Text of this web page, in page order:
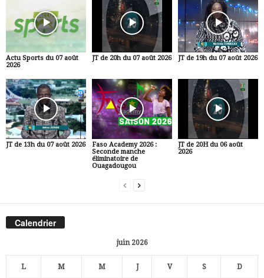
Actu Sports du 07 août
2026
JT de 20h du 07 août 2026 JT de 19h du 07 août 2026
JT de 13h du 07 août 2026
Faso Academy 2026 :
Seconde manche
éliminatoire de
Ouagadougou
JT de 20H du 06 août
2026
Calendrier
juin 2026
L M M J V S D